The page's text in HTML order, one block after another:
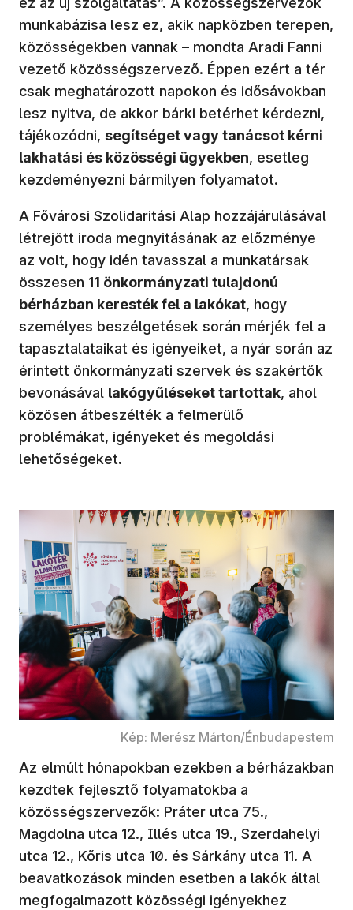
munkabázisa lesz ez, akik napközben terepen,
közösségekben vannak – mondta Aradi Fanni
vezető közösségszervező. Éppen ezért a tér
csak meghatározott napokon és idősávokban
lesz nyitva, de akkor bárki betérhet kérdezni,
tájékozódni, segítséget vagy tanácsot kérni
lakhatási és közösségi ügyekben, esetleg
kezdeményezni bármilyen folyamatot.
A Fővárosi Szolidaritási Alap hozzájárulásával
létrejött iroda megnyitásának az előzménye
az volt, hogy idén tavasszal a munkatársak
összesen 11 önkormányzati tulajdonú
bérházban keresték fel a lakókat, hogy
személyes beszélgetések során mérjék fel a
tapasztalataikat és igényeiket, a nyár során az
érintett önkormányzati szervek és szakértők
bevonásával lakógyűléseket tartottak, ahol
közösen átbeszélték a felmerülő
problémákat, igényeket és megoldási
lehetőségeket.
Kép: Merész Márton/Énbudapestem
Az elmúlt hónapokban ezekben a bérházakban
kezdtek fejlesztő folyamatokba a
közösségszervezők: Práter utca 75.,
Magdolna utca 12., Illés utca 19., Szerdahelyi
utca 12., Kőris utca 10. és Sárkány utca 11. A
beavatkozások minden esetben a lakók által
megfogalmazott közösségi igényekhez